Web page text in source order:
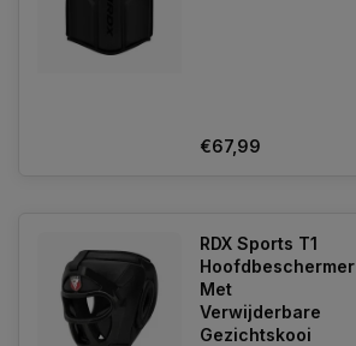
€67,99
RDX Sports T1
Hoofdbeschermer
Met
Verwijderbare
Gezichtskooi